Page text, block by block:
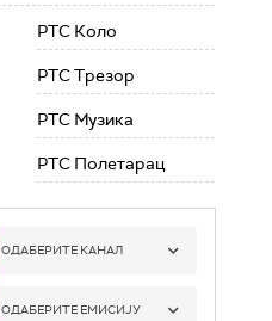
РТС Коло
РТС Трезор
РТС Музика
РТС Полетарац
ОДАБЕРИТЕ КАНАЛ
РТС 1
ОДАБЕРИТЕ ЕМИСИЈУ